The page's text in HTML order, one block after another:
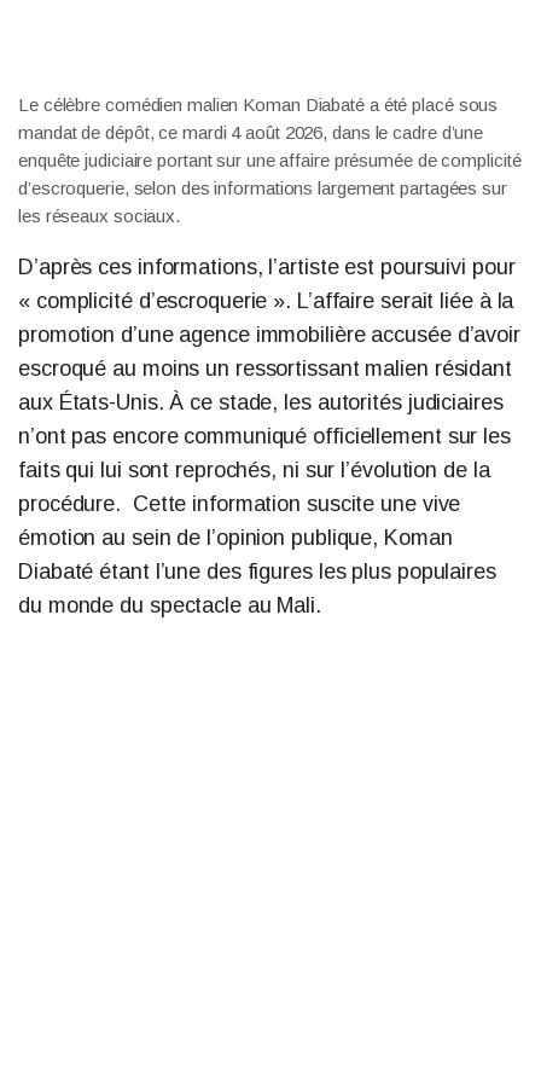
Le célèbre comédien malien Koman Diabaté a été placé sous
mandat de dépôt, ce mardi 4 août 2026, dans le cadre d’une
enquête judiciaire portant sur une affaire présumée de complicité
d’escroquerie, selon des informations largement partagées sur
les réseaux sociaux.
D’après ces informations, l’artiste est poursuivi pour
« complicité d’escroquerie ». L’affaire serait liée à la
promotion d’une agence immobilière accusée d’avoir
escroqué au moins un ressortissant malien résidant
aux États-Unis. À ce stade, les autorités judiciaires
n’ont pas encore communiqué officiellement sur les
faits qui lui sont reprochés, ni sur l’évolution de la
procédure. Cette information suscite une vive
émotion au sein de l’opinion publique, Koman
Diabaté étant l’une des figures les plus populaires
du monde du spectacle au Mali.